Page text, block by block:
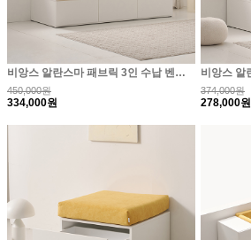
비앙스 알란스마 패브릭 3인 수납 벤치소파 1600
450,000원
334,000원
374,000원
278,000원